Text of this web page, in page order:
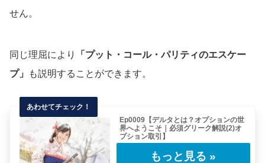
せん。
同じ理屈により
「プット・コール・パリティのエスケー
プ」
も説明することができます。
Ep0009【デルタとは？オプションの世
界へようこそ｜必須グリーク解説(2)オ
プション取引】
けて僕はデルタ・ショートのオプション・ス